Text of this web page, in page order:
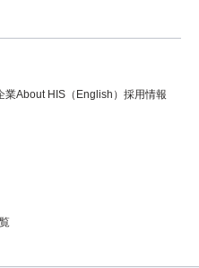
業About HIS（English） 採用情報